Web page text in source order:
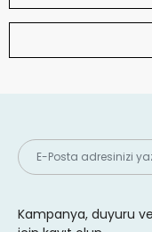
Kampanya, duyuru